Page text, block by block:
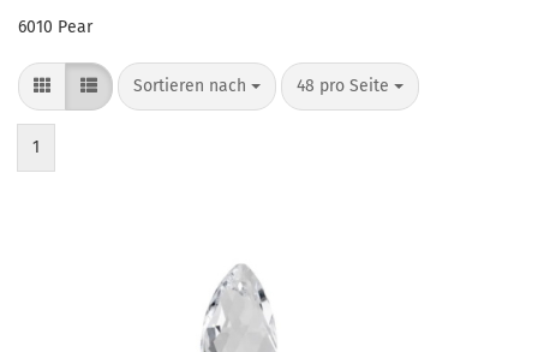
6010 Pear
Sortieren nach
Sortieren nach 48 pro Seite
pro Seite
1